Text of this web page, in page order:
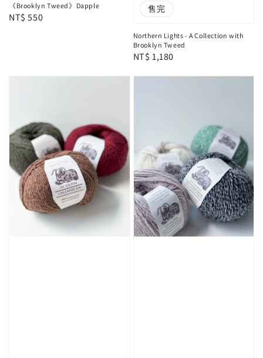
《Brooklyn Tweed》Dapple
Regular
NT$ 550
售完
Northern Lights - A Collection with
Brooklyn Tweed
Regular
NT$ 1,180